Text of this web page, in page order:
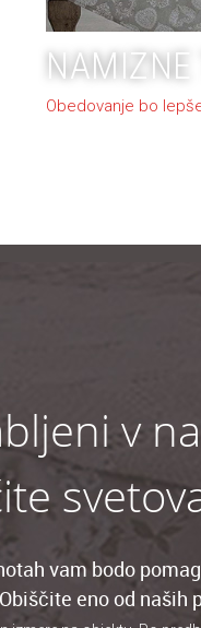
NAMIZNE
Obedovanje bo
v
vam bodo
Obiščite eno od naših